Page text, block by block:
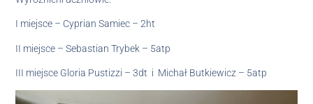
I miejsce – Cyprian Samiec – 2ht
II miejsce – Sebastian Trybek – 5atp
III miejsce Gloria Pustizzi – 3dt i Michał Butkiewicz – 5atp